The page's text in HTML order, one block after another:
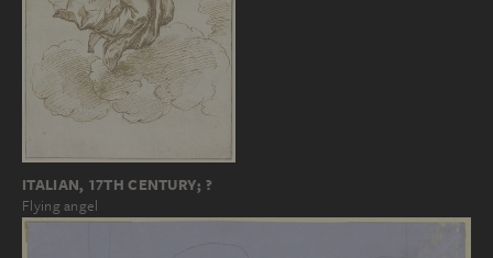
ITALIAN, 17TH CENTURY; ?
Flying angel